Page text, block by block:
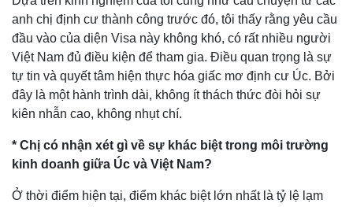
anh chị định cư thành công trước đó, tôi thấy rằng yêu cầu
đầu vào của diện Visa này không khó, có rất nhiều người
Việt Nam đủ điều kiện để tham gia. Điều quan trọng là sự
tự tin và quyết tâm hiện thực hóa giấc mơ định cư Úc. Bởi
đây là một hành trình dài, không ít thách thức đòi hỏi sự
kiên nhẫn cao, không nhụt chí.
* Chị có nhận xét gì về sự khác biệt trong môi trường
kinh doanh giữa Úc và Việt Nam?
Ở thời điểm hiện tại, điểm khác biệt lớn nhất là tỷ lệ lạm